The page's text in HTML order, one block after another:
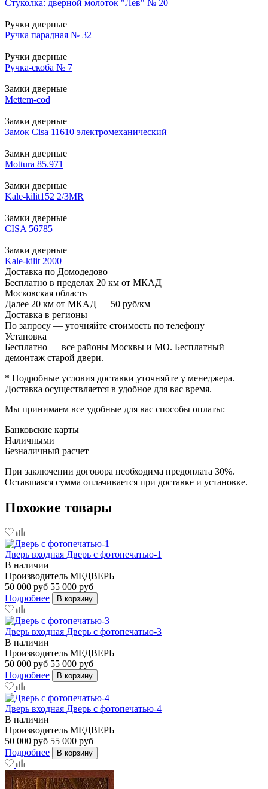
Стуколка: дверной молоток "Лев" № 20
Ручки дверные
Ручка парадная № 32
Ручки дверные
Ручка-скоба № 7
Замки дверные
Mettem-cod
Замки дверные
Замок Cisa 11610 электромеханический
Замки дверные
Mottura 85.971
Замки дверные
Kale-kilit152 2/3MR
Замки дверные
CISA 56785
Замки дверные
Kale-kilit 2000
Доставка по Домодедово
Бесплатно в пределах 20 км от МКАД
Московская область
Далее 20 км от МКАД — 50 руб/км
Доставка в регионы
По запросу — уточняйте стоимость по телефону
Установка
Бесплатно — все районы Москвы и МО. Бесплатный
демонтаж старой двери.
* Подробные условия доставки уточняйте у менеджера.
Доставка осуществляется в удобное для вас время.
Мы принимаем все удобные для вас способы оплаты:
Банковские карты
Наличными
Безналичный расчет
При заключении договора необходима предоплата 30%.
Оставшаяся сумма оплачивается при доставке и установке.
Похожие товары
Дверь входная Дверь с фотопечатью-1
В наличии
Производитель МЕДВЕРЬ
50 000 руб 55 000 руб
Подробнее
В корзину
Дверь входная Дверь с фотопечатью-3
В наличии
Производитель МЕДВЕРЬ
50 000 руб 55 000 руб
Подробнее
В корзину
Дверь входная Дверь с фотопечатью-4
В наличии
Производитель МЕДВЕРЬ
50 000 руб 55 000 руб
Подробнее
В корзину